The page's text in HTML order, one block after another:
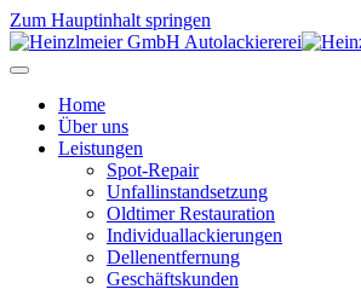
Zum Hauptinhalt springen
Home
Über uns
Leistungen
Spot-Repair
Unfallinstandsetzung
Oldtimer Restauration
Individuallackierungen
Dellenentfernung
Geschäftskunden